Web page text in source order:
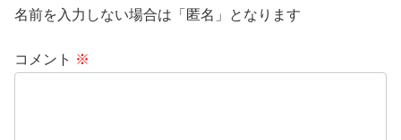
名前を入力しない場合は「匿名」となります
コメント ※